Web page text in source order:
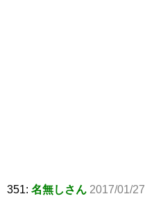
351: 名無しさん 2017/01/